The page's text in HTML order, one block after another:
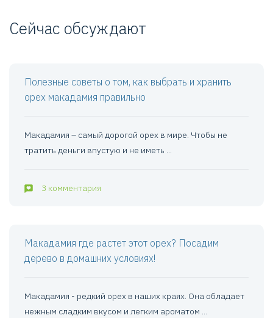
Сейчас обсуждают
Полезные советы о том, как выбрать и хранить
орех макадамия правильно
Макадамия – самый дорогой орех в мире. Чтобы не
тратить деньги впустую и не иметь ...
3 комментария
Макадамия где растет этот орех? Посадим
дерево в домашних условиях!
Макадамия - редкий орех в наших краях. Она обладает
нежным сладким вкусом и легким ароматом ...